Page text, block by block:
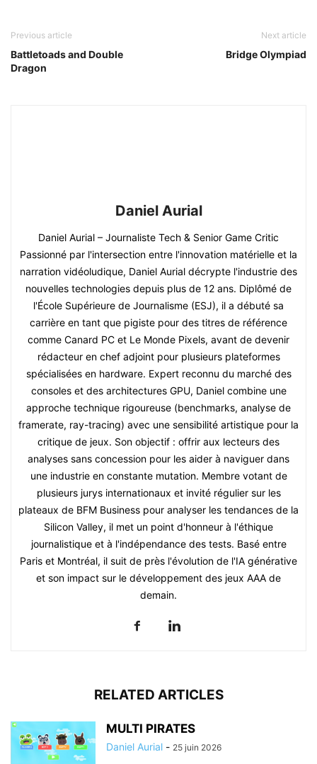
Previous article
Battletoads and Double
Dragon
Next article
Bridge Olympiad
Daniel Aurial
Daniel Aurial – Journaliste Tech & Senior Game Critic
Passionné par l'intersection entre l'innovation matérielle et la
narration vidéoludique, Daniel Aurial décrypte l'industrie des
nouvelles technologies depuis plus de 12 ans. Diplômé de
l'École Supérieure de Journalisme (ESJ), il a débuté sa
carrière en tant que pigiste pour des titres de référence
comme Canard PC et Le Monde Pixels, avant de devenir
rédacteur en chef adjoint pour plusieurs plateformes
spécialisées en hardware. Expert reconnu du marché des
consoles et des architectures GPU, Daniel combine une
approche technique rigoureuse (benchmarks, analyse de
framerate, ray-tracing) avec une sensibilité artistique pour la
critique de jeux. Son objectif : offrir aux lecteurs des
analyses sans concession pour les aider à naviguer dans
une industrie en constante mutation. Membre votant de
plusieurs jurys internationaux et invité régulier sur les
plateaux de BFM Business pour analyser les tendances de la
Silicon Valley, il met un point d'honneur à l'éthique
journalistique et à l'indépendance des tests. Basé entre
Paris et Montréal, il suit de près l'évolution de l'IA générative
et son impact sur le développement des jeux AAA de
demain.
RELATED ARTICLES
MULTI PIRATES
Daniel Aurial - 25 juin 2026